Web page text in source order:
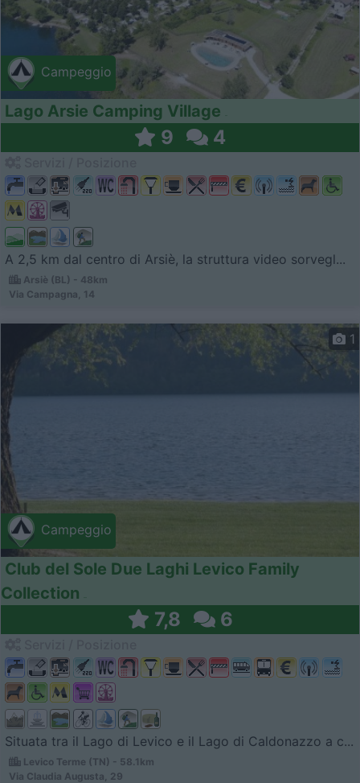
Campeggio
Lago Arsie Camping Village
9 4
A 2,5 km dal centro di Arsiè, la struttura video sorvegl...
Arsiè (BL) - 48km
Via Campagna, 14
Campeggio
1
Club del Sole Due Laghi Levico Family
Collection
7,8 6
Situata tra il Lago di Levico e il Lago di Caldonazzo a c...
Levico Terme (TN) - 58.1km
Via Claudia Augusta, 29